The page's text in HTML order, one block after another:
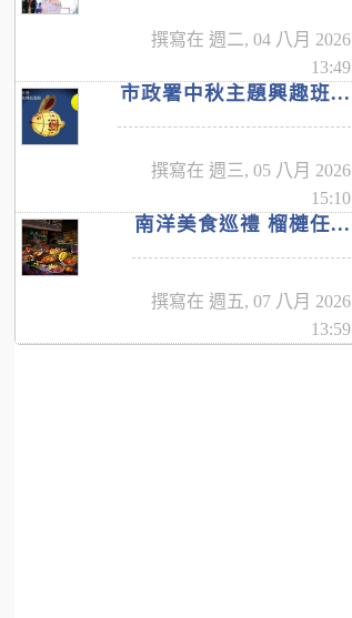
撰寫在 週二, 04 八月 2026
13:49
市政署中秋主題興趣班...
撰寫在 週三, 05 八月 2026
15:10
南洋美食巡禮 榴槤任...
撰寫在 週五, 07 八月 2026
13:59